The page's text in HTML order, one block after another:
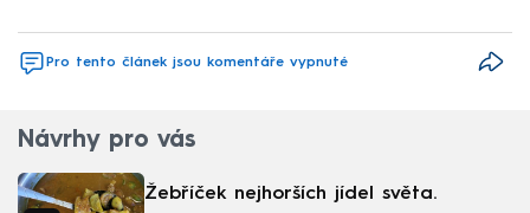
Pro tento článek jsou komentáře vypnuté
Návrhy pro vás
Žebříček nejhorších jídel světa.